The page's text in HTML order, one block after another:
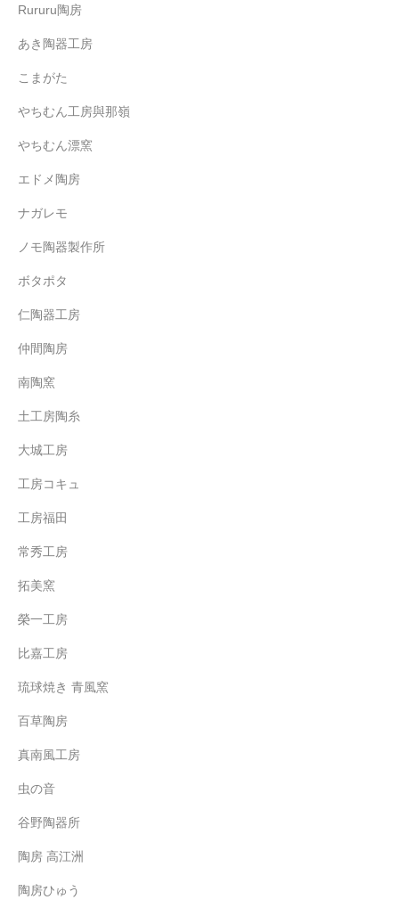
Rururu陶房
あき陶器工房
こまがた
やちむん工房與那嶺
やちむん漂窯
エドメ陶房
ナガレモ
ノモ陶器製作所
ボタポタ
仁陶器工房
仲間陶房
南陶窯
土工房陶糸
大城工房
工房コキュ
工房福田
常秀工房
拓美窯
榮一工房
比嘉工房
琉球焼き 青風窯
百草陶房
真南風工房
虫の音
谷野陶器所
陶房 高江洲
陶房ひゅう